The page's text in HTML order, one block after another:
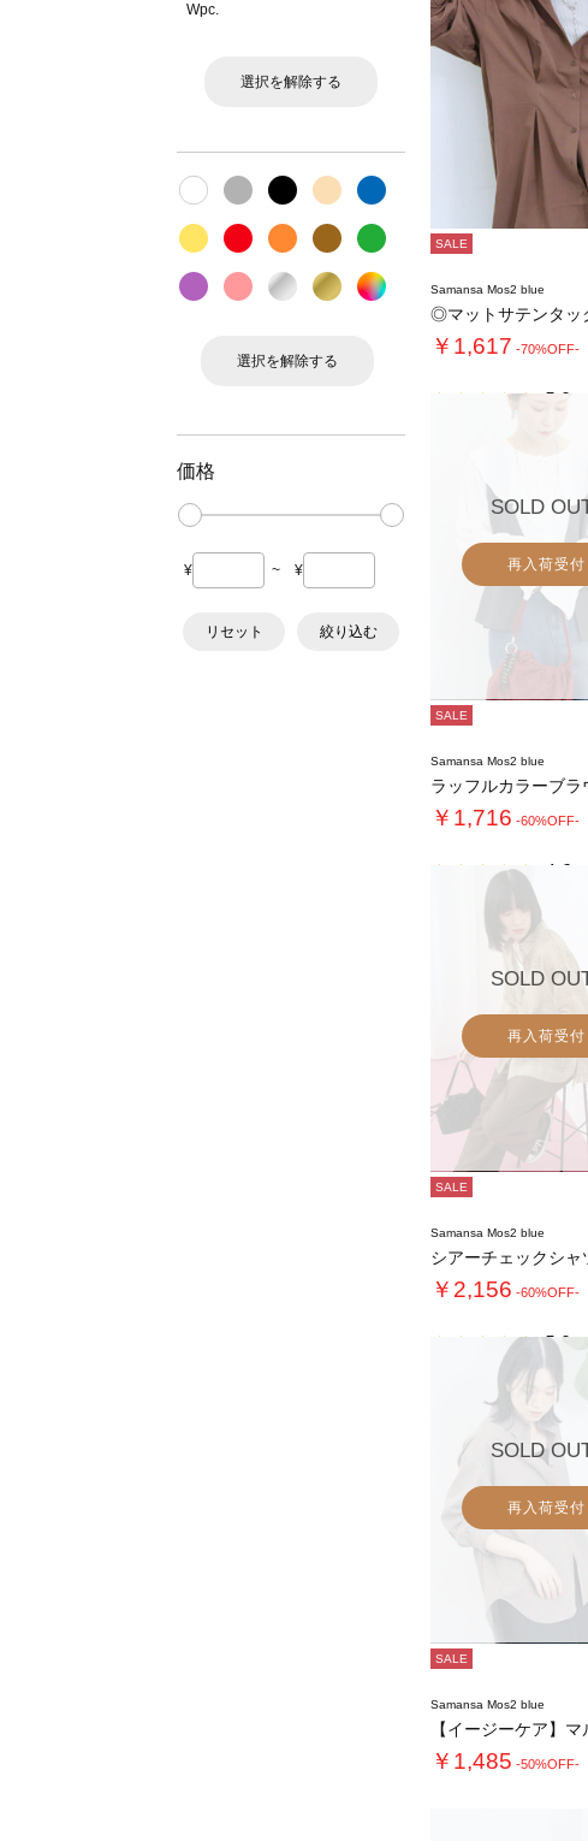
Wpc.
選択を解除する
選択を解除する
価格
¥ ~ ¥
リセット 絞り込む
SALE
Samansa Mos2 blue
◎マットサテンタッ
￥1,617 -70%OFF-
5.0
SOLD
再入荷受付
SALE
Samansa Mos2 blue
ラッフルカラーブラ
￥1,716 -60%OFF-
4.6
SOLD
再入荷受付
SALE
Samansa Mos2 blue
シアーチェックシャ
￥2,156 -60%OFF-
5.0
SOLD
再入荷受付
SALE
Samansa Mos2 blue
￥1,485 -50%OFF-